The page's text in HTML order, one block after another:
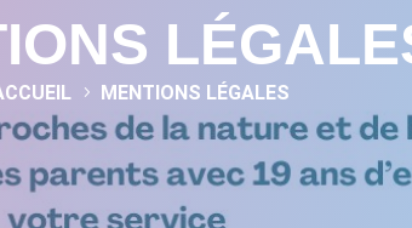
5 MENTIONS LÉGALES